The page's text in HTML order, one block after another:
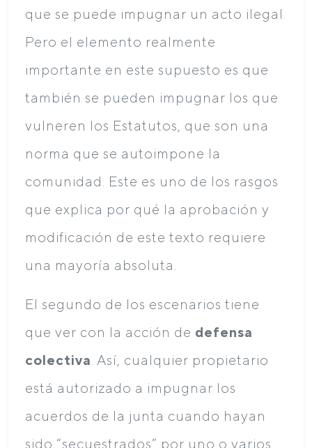
que se puede impugnar un acto ilegal.
Pero el elemento realmente
importante en este supuesto es que
también se pueden impugnar los que
vulneren los Estatutos, que son una
norma que se autoimpone la
comunidad. Este es uno de los rasgos
que explica por qué la aprobación y
modificación de este texto requiere
una mayoría absoluta.
El segundo de los escenarios tiene
que ver con la acción de defensa
colectiva . Así, cualquier propietario
está autorizado a impugnar los
acuerdos de la junta cuando hayan
sido “secuestrados” por uno o varios